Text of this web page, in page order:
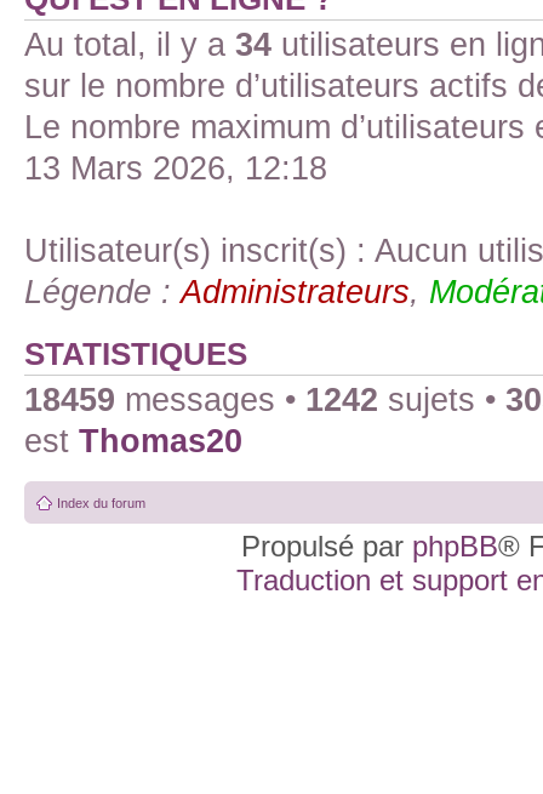
Au total, il y a 34 utilisateurs en
sur le nombre d’utilisateurs actifs
Le nombre maximum
13 Mars 2026, 12:18
Utilisateur(s) inscrit(s) : Aucun
Légende :Administrateurs,
STATISTIQUES
18459 messages • 1242 sujets •
est Thomas20
Index du forum
Propulsé par phpBB®
Traduction et support